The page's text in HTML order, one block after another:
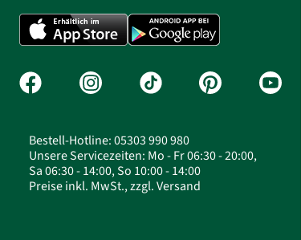
Bestell-Hotline: 05303 990 980
Unsere Servicezeiten: Mo - Fr 06:30 - 20:00,
Sa 06:30 - 14:00, So 10:00 - 14:00
Preise inkl. MwSt., zzgl. Versand